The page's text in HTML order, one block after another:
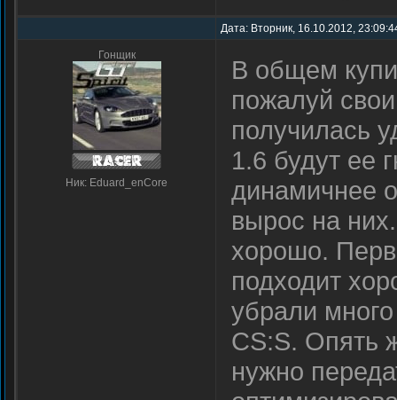
Дата: Вторник, 16.10.2012,
Гонщик
Ник: Eduard_enCore
В общем
пожалуй
получилась
1.6 будут ее
динамичнее
вырос на
хорошо.
подходит
убрали
CS:S. Опять
нужно